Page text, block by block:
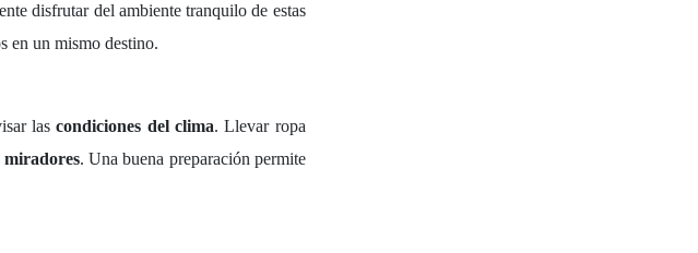
disfrutar del ambiente tranquilo de estas
en un mismo destino.
lascondiciones del clima. Llevar ropa
miradores. Una buena preparación permite